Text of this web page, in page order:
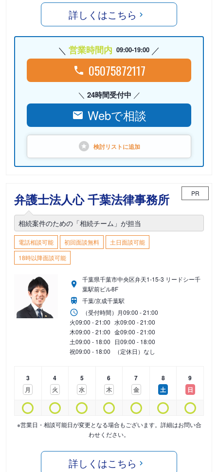
詳しくはこちら
営業時間内 09:00-19:00
05075872117
24時間受付中
Webで相談
検討リストに追加
弁護士法人心 千葉法律事務所 PR
相続案件のための「相続チーム」が担当
電話相談可能 初回面談無料
土日面談可能
18時以降面談可能
千葉県千葉市中央区弁天1-15-3 リードシー千
葉駅前ビル8F
千葉/京成千葉駅
（受付時間） 月09:00 - 21:00
火09:00 - 21:00 水09:00 - 21:00
木09:00 - 21:00 金09:00 - 21:00
土09:00 - 18:00 日09:00 - 18:00
祝09:00 - 18:00 （定休日）なし
3
月
4
火
5
水
6
木
7
金
8
土
9
日
※営業日・相談可能日が変更となる場合もございます。詳細はお問い合
わせください。
詳しくはこちら